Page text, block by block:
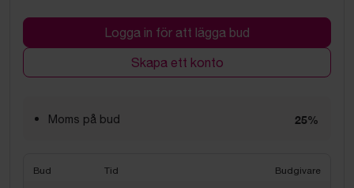
Logga in för att lägga bud
Skapa ett konto
Moms på bud 25%
Bud Tid Budgivare